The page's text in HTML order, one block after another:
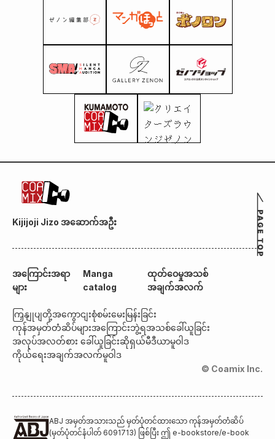
Kijijoji Jizo အဆောက်အဦး
အကြောင်းအရာ
များ
Manga
catalog
ထုတ်ဝေမှုအသစ်
အချက်အလက်
ကြှနျုပျတို့အကွောငျးစုံစမ်းမေးမြန်းခြင်း
ကုန်အမှတ်တံဆိပ်များအကြောင်းဘွဲ့ရအသစ်ခေါ်ယူခြင်း
အလုပ်အလတ်စား ခေါ်ယူခြင်းဆိုရှယ်မီဒီယာမူဝါဒ
ကိုယ်ရေးအချက်အလက်မူဝါဒ
© Coamix Inc.
ABJ အမှတ်အသားသည် မှတ်ပုံတင်ထားသော ကုန်အမှတ်တံဆိပ်
(မှတ်ပုံတင်နံပါတ် 6091713) ဖြစ်ပြီး ဤ e-bookstore/e-book